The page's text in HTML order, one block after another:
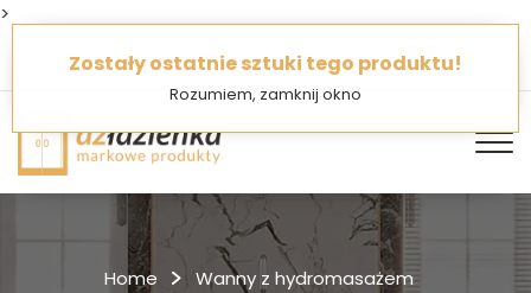
>
O Nas Jak kupować FAQ
Zostały ostatnie sztuki tego produktu!
Rozumiem, zamknij okno
Home
Wanny z hydromasażem